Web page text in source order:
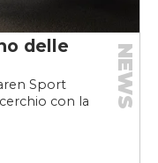
delle
Sport
con la
NEWS